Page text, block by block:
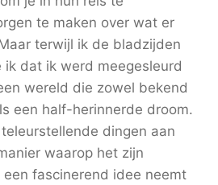
te maken over wat er
terwijl ik de bladzijden
ik dat ik werd meegesleurd
wereld die zowel bekend
een half-herinnerde droom.
dingen aan
waarop het zijn
fascinerend idee neemt